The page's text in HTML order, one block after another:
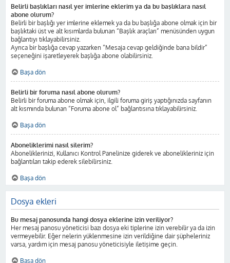
Belirli başlıkları nasıl yer imlerine eklerim ya da bu başlıklara nasıl
abone olurum?
Belirli bir başlığı yer imlerine eklemek ya da bu başlığa abone olmak için bir
başlıktaki üst ve alt kısımlarda bulunan “Başlık araçları” menüsünden uygun
bağlantıyı tıklayabilirsiniz.
Ayrıca bir başlığa cevap yazarken “Mesaja cevap geldiğinde bana bildir”
seçeneğini işaretleyerek başlığa abone olabilirsiniz.
Başa dön
Belirli bir foruma nasıl abone olurum?
Belirli bir foruma abone olmak için, ilgili foruma giriş yaptığınızda sayfanın
alt kısmında bulunan “Foruma abone ol” bağlantısına tıklayabilirsiniz.
Başa dön
Aboneliklerimi nasıl silerim?
Aboneliklerinizi, Kullanıcı Kontrol Panelinize giderek ve abonelikleriniz için
bağlantıları takip ederek silebilirsiniz.
Başa dön
Dosya ekleri
Bu mesaj panosunda hangi dosya eklerine izin veriliyor?
Her mesaj panosu yöneticisi bazı dosya eki tiplerine izin verebilir ya da izin
vermeyebilir. Eğer nelerin yüklenmesine izin verildiğine dair şüpheleriniz
varsa, yardım için mesaj panosu yöneticisiyle iletişime geçin.
Başa dön